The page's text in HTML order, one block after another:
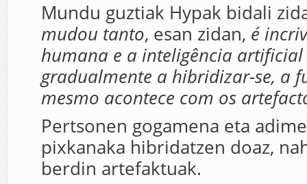
Mundu guztiak Hypak bidali
mudou tanto, esan zidan, é
humana e a inteligência artificial
gradualmente a hibridizar-se, a
mesmo acontece com os
Pertsonen gogamena eta
pixkanaka hibridatzen doaz,
berdin artefaktuak.